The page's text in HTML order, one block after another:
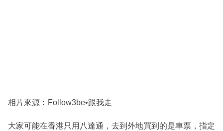
相片來源︰Follow3be•跟我走
大家可能在香港只用八達通，去到外地買到的是車票，指定